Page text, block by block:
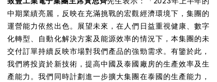
中期業績亮麗，反映在充滿挑戰的宏觀經濟環境下，集團的
運營能力依然出色。展望未來，在人們日益重視健康、數字
化轉型、自動化解決方案及能源效率的情況下，本集團的未
交付訂單持續反映市場對我們產品的強勁需求。有鑒於此，
我們將投資於新技術，提高中國及泰國廠房的生產效率及生
產能力。我們同時計劃進一步擴大集團在泰國的生產能力，